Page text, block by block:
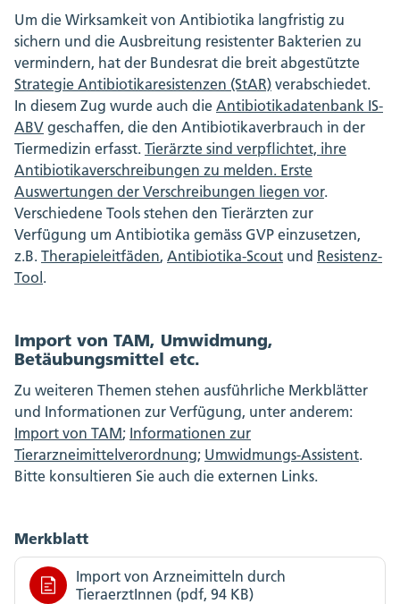
Um die Wirksamkeit von Antibiotika langfristig zu
sichern und die Ausbreitung resistenter Bakterien zu
vermindern, hat der Bundesrat die breit abgestützte
Strategie Antibiotikaresistenzen (StAR) verabschiedet.
In diesem Zug wurde auch die Antibiotikadatenbank IS-
ABV geschaffen, die den Antibiotikaverbrauch in der
Tiermedizin erfasst. Tierärzte sind verpflichtet, ihre
Antibiotikaverschreibungen zu melden. Erste
Auswertungen der Verschreibungen liegen vor.
Verschiedene Tools stehen den Tierärzten zur
Verfügung um Antibiotika gemäss GVP einzusetzen,
z.B. Therapieleitfäden, Antibiotika-Scout und Resistenz-
Tool.
Import von TAM, Umwidmung,
Betäubungsmittel etc.
Zu weiteren Themen stehen ausführliche Merkblätter
und Informationen zur Verfügung, unter anderem:
Import von TAM; Informationen zur
Tierarzneimittelverordnung; Umwidmungs-Assistent.
Bitte konsultieren Sie auch die externen Links.
Merkblatt
Import von Arzneimitteln durch
TieraerztInnen (pdf, 94 KB)